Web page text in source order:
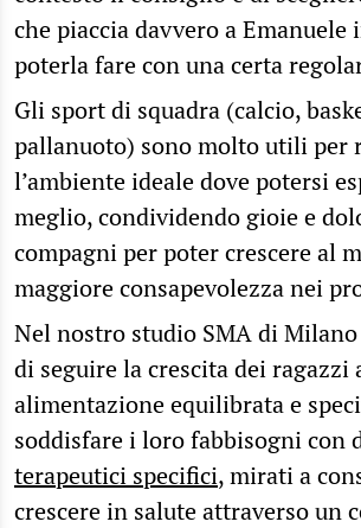
che piaccia davvero a Emanuele
poterla fare con una certa
Gli sport di squadra (calcio,
pallanuoto) sono molto utili per
l’ambiente ideale dove potersi
meglio, condividendo gioie e
compagni per poter crescere al
maggiore consapevolezza nei
Nel nostro studio SMA di
di seguire la crescita dei ragazzi
alimentazione equilibrata e
soddisfare i loro fabbisogni con
terapeutici specifici, mirati a
crescere in salute attraverso un